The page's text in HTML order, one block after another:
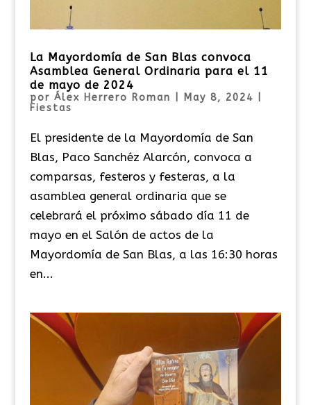
La Mayordomía de San Blas convoca
Asamblea General Ordinaria para el 11
de mayo de 2024
por Álex Herrero Roman May 8, 2024
Fiestas
El presidente de la Mayordomía de San
Blas, Paco Sanchéz Alarcón, convoca a
comparsas, festeros y festeras, a la
asamblea general ordinaria que se
celebrará el próximo sábado día 11 de
mayo en el Salón de actos de la
Mayordomía de San Blas, a las 16:30 horas
en...